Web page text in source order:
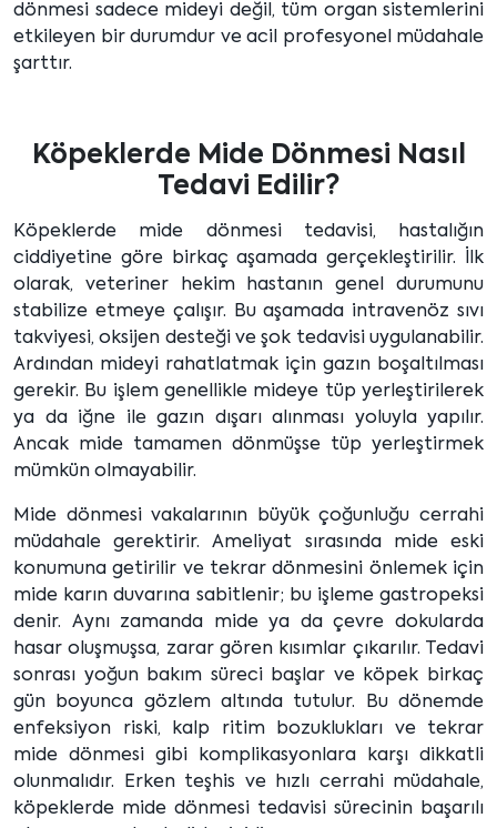
dönmesi sadece mideyi değil, tüm organ sistemlerini
etkileyen bir durumdur ve acil profesyonel müdahale
şarttır.
Köpeklerde Mide Dönmesi Nasıl
Tedavi Edilir?
Köpeklerde mide dönmesi tedavisi, hastalığın
ciddiyetine göre birkaç aşamada gerçekleştirilir. İlk
olarak, veteriner hekim hastanın genel durumunu
stabilize etmeye çalışır. Bu aşamada intravenöz sıvı
takviyesi, oksijen desteği ve şok tedavisi uygulanabilir.
Ardından mideyi rahatlatmak için gazın boşaltılması
gerekir. Bu işlem genellikle mideye tüp yerleştirilerek
ya da iğne ile gazın dışarı alınması yoluyla yapılır.
Ancak mide tamamen dönmüşse tüp yerleştirmek
mümkün olmayabilir.
Mide dönmesi vakalarının büyük çoğunluğu cerrahi
müdahale gerektirir. Ameliyat sırasında mide eski
konumuna getirilir ve tekrar dönmesini önlemek için
mide karın duvarına sabitlenir; bu işleme gastropeksi
denir. Aynı zamanda mide ya da çevre dokularda
hasar oluşmuşsa, zarar gören kısımlar çıkarılır. Tedavi
sonrası yoğun bakım süreci başlar ve köpek birkaç
gün boyunca gözlem altında tutulur. Bu dönemde
enfeksiyon riski, kalp ritim bozuklukları ve tekrar
mide dönmesi gibi komplikasyonlara karşı dikkatli
olunmalıdır. Erken teşhis ve hızlı cerrahi müdahale,
köpeklerde mide dönmesi tedavisi sürecinin başarılı